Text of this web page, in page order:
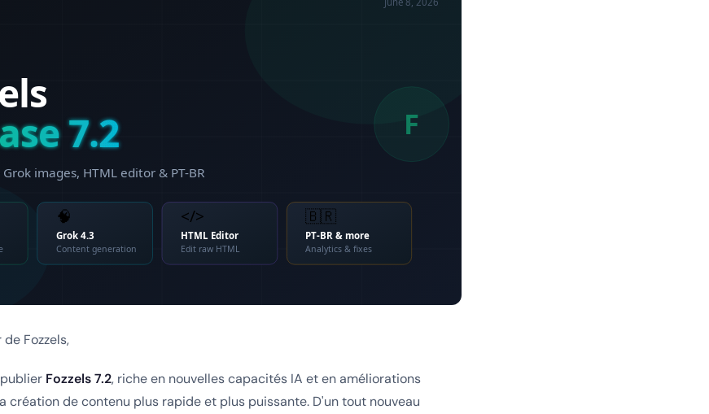
Fozzels,
Fozzels 7.2, riche en nouvelles capacités IA et en améliorations
création de contenu plus rapide et plus puissante. D'un tout nouveau